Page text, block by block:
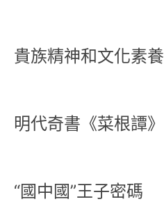
貴族精神和文化素養
明代奇書《菜根譚》
“國中國”王子密碼